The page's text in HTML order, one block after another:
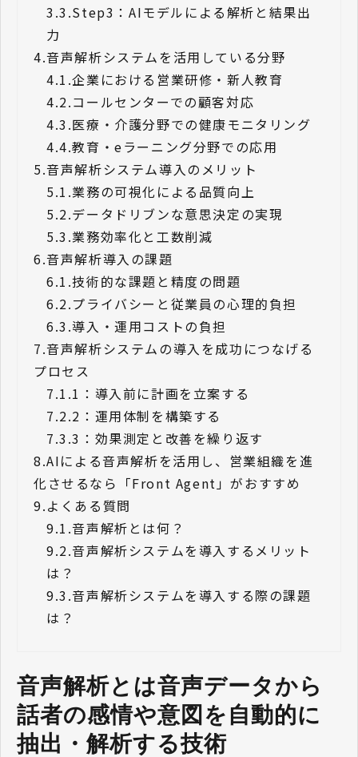
3.3.Step3：AIモデルによる解析と結果出
力
4.音声解析システムを活用している分野
4.1.企業における営業研修・新人教育
4.2.コールセンターでの顧客対応
4.3.医療・介護分野での健康モニタリング
4.4.教育・eラーニング分野での応用
5.音声解析システム導入のメリット
5.1.業務の可視化による品質向上
5.2.データドリブンな意思決定の実現
5.3.業務効率化と工数削減
6.音声解析導入の課題
6.1.技術的な課題と精度の問題
6.2.プライバシーと従業員の心理的負担
6.3.導入・運用コストの負担
7.音声解析システムの導入を成功につなげる
プロセス
7.1.1：導入前に計画を立案する
7.2.2：運用体制を構築する
7.3.3：効果測定と改善を繰り返す
8.AIによる音声解析を活用し、営業組織を進
化させるなら「Front Agent」がおすすめ
9.よくある質問
9.1.音声解析とは何？
9.2.音声解析システムを導入するメリット
は？
9.3.音声解析システムを導入する際の課題
は？
音声解析とは音声データから
話者の感情や意図を自動的に
抽出・解析する技術